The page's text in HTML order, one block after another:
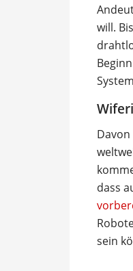
will.
dass
sein